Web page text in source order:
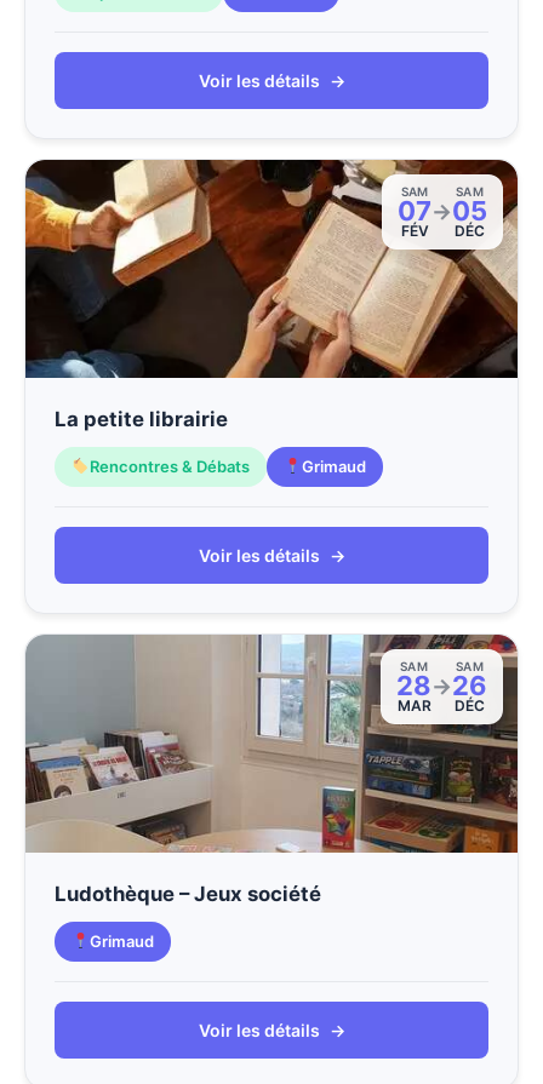
Voir les détails →
SAM
07
FÉV
→
SAM
05
DÉC
La petite librairie
Rencontres & Débats Grimaud
Voir les détails →
SAM
28
MAR
→
SAM
26
DÉC
Ludothèque – Jeux société
Grimaud
Voir les détails →